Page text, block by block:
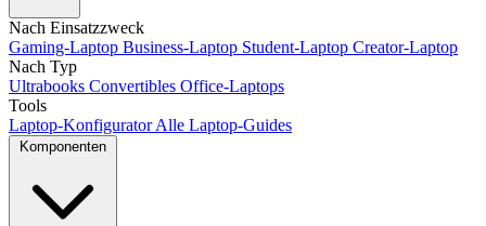
Nach Einsatzzweck
Gaming-Laptop Business-Laptop Student-Laptop Creator-Laptop
Nach Typ
Ultrabooks Convertibles Office-Laptops
Tools
Laptop-KonfiguratorAlle Laptop-Guides
Komponenten